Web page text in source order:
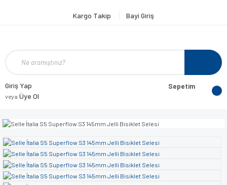
Kargo Takip Bayi Giriş
Giriş Yap
veya Üye Ol
Sepetim